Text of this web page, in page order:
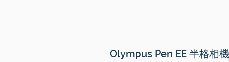
Olympus Pen EE 半格相機